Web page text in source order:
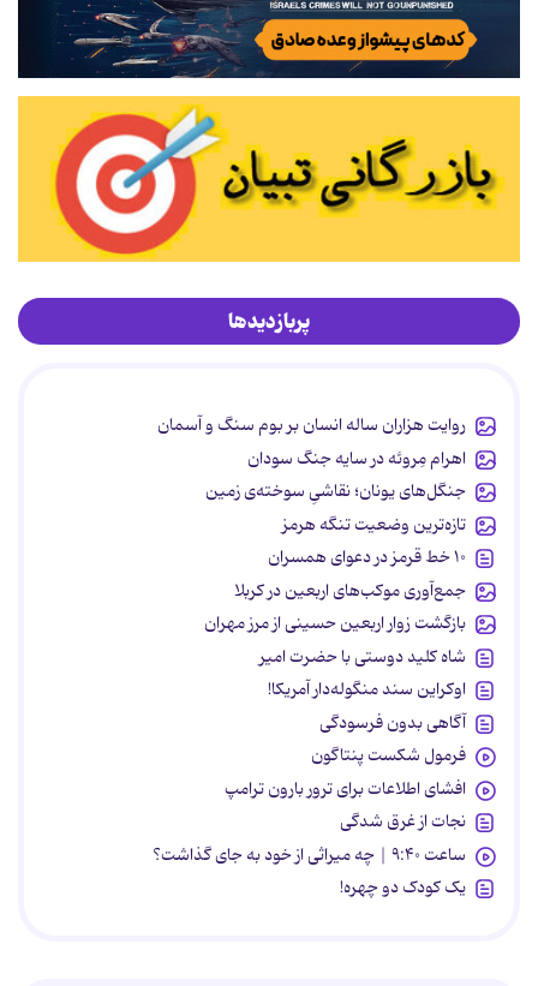
پربازدیدها
روایت هزاران ساله انسان بر بوم سنگ و آسمان
اهرام مِروئه در سایه جنگ سودان
جنگل‌های یونان؛ نقاشیِ سوخته‌ی زمین
تازه‌ترین وضعیت تنگه هرمز
۱۰ خط قرمز در دعوای همسران
جمع‌آوری موکب‌های اربعین در کربلا
بازگشت زوار اربعین حسینی از مرز مهران
شاه کلید دوستی با حضرت امیر
اوکراین سند منگوله‌دار آمریکا!
آگاهی بدون فرسودگی
فرمول شکست پنتاگون
افشای اطلاعات برای ترور بارون ترامپ
نجات از غرق شدگی
ساعت ۹:۴۰ | چه میراثی از خود به جای گذاشت؟
یک کودک دو چهره!